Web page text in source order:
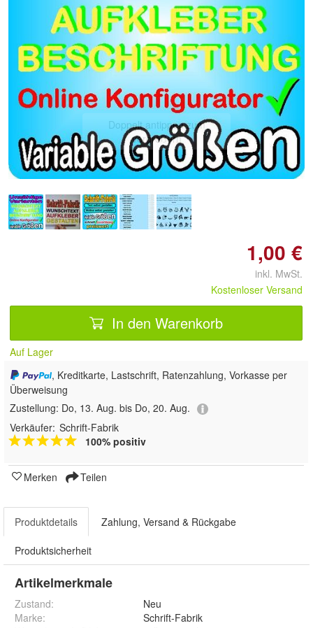
Doppelt antippen zum
vergrößern
1,00 €
inkl. MwSt.
Kostenloser Versand
In den Warenkorb
Auf Lager
, Kreditkarte, Lastschrift, Ratenzahlung, Vorkasse per
Überweisung
Zustellung: Do, 13. Aug. bis Do, 20. Aug.
Verkäufer: Schrift-Fabrik
100% positiv
Merken Teilen
Produktdetails Zahlung, Versand & Rückgabe
Produktsicherheit
Artikelmerkmale
Zustand:
Neu
Marke:
Schrift-Fabrik